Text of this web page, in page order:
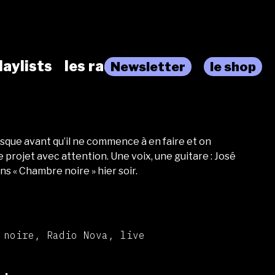
les radiosNewsletter le shop
avant qu’il ne commence à en faire et on
projet avec attention. Une voix, une guitare : José
« Chambre noire » hier soir.
noire, Radio Nova, live